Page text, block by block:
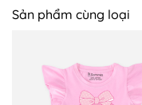
📍 BOMINES CAM
+ Hỗ trợ đổi trả 7
Sản phẩm cùng loại